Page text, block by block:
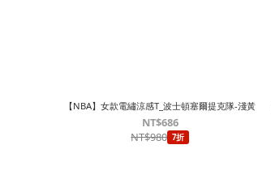
【NBA】女款電繡涼感T_波士頓塞爾提克隊-淺黃
NT$686
NT$980 7折